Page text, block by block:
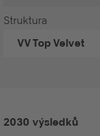
Struktura
VVTop Velvet
2030 výsledků